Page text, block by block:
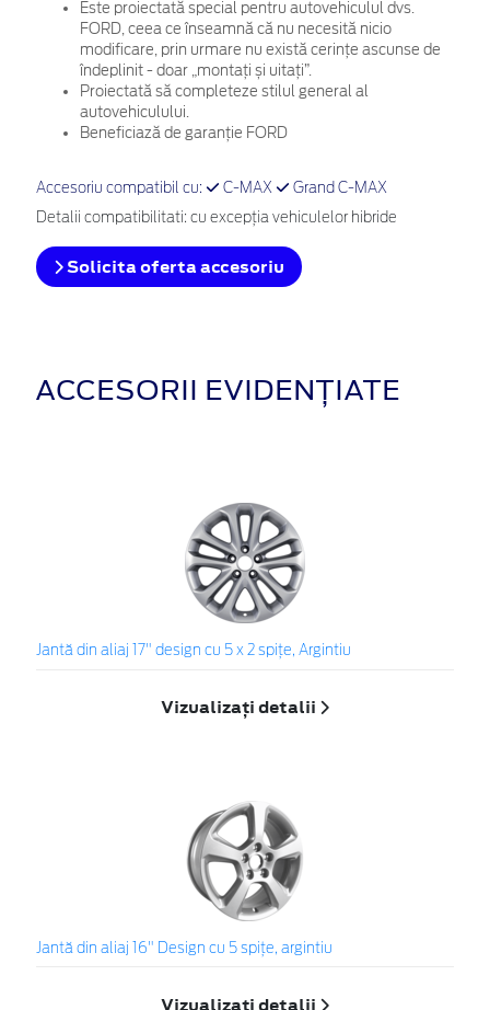
Este proiectată special pentru autovehiculul dvs.
FORD, ceea ce înseamnă că nu necesită nicio
modificare, prin urmare nu există cerințe ascunse de
îndeplinit - doar „montați și uitați”.
Proiectată să completeze stilul general al
autovehiculului.
Beneficiază de garanție FORD
Accesoriu compatibil cu: C-MAX Grand C-MAX
Detalii compatibilitati: cu excepţia vehiculelor hibride
Solicita oferta accesoriu
ACCESORII EVIDENȚIATE
Jantă din aliaj 17" design cu 5 x 2 spiţe, Argintiu
Vizualizați detalii
Jantă din aliaj 16" Design cu 5 spiţe, argintiu
Vizualizați detalii